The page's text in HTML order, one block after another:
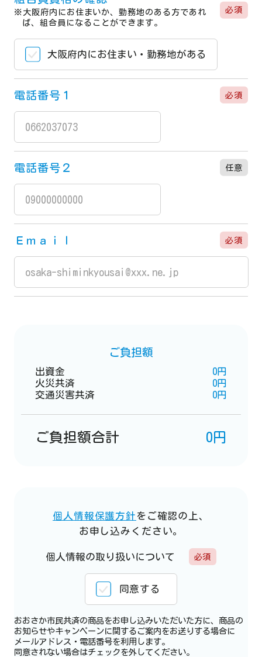
※大阪府内にお住まいか、勤務地のある方であれ
ば、組合員になることができます。
必須
大阪府内にお住まい・勤務地がある
電話番号１ 必須
電話番号２ 任意
Ｅｍａｉｌ 必須
ご負担額
出資金
0円
火災共済
0円
交通災害共済
0円
ご負担額合計 0円
個人情報保護方針 をご確認の上、
お申し込みください。
個人情報の取り扱いについて 必須
同意する
おおさか市民共済の商品をお申し込みいただいた方に、商品の
お知らせやキャンペーンに関するご案内をお送りする場合に
メールアドレス・電話番号を利用します。
同意されない場合はチェックを外してください。